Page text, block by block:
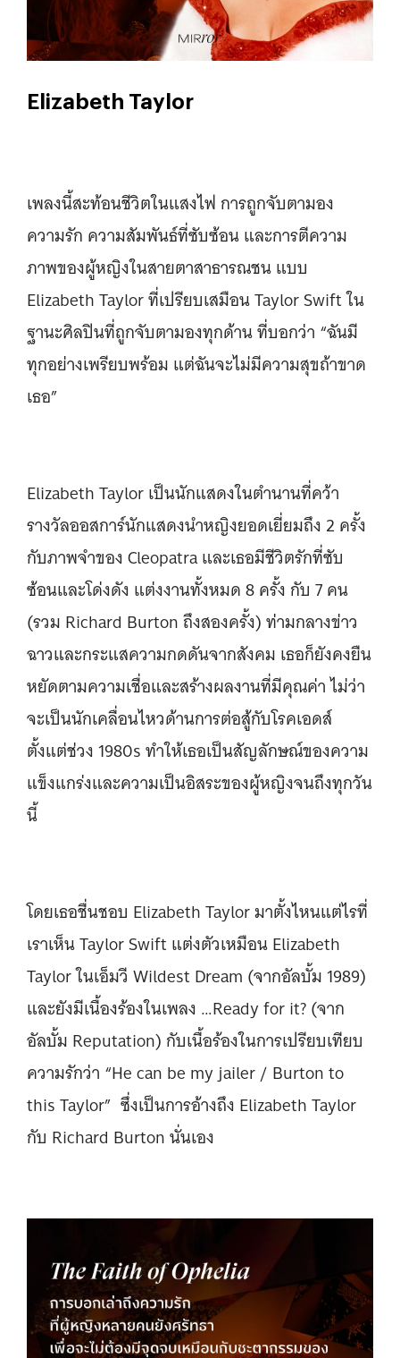
Elizabeth Taylor
เพลงนี้สะท้อนชีวิตในแสงไฟ การถูกจับตามอง
ความรัก ความสัมพันธ์ที่ซับซ้อน และการตีความ
ภาพของผู้หญิงในสายตาสาธารณชน แบบ
Elizabeth Taylor ที่เปรียบเสมือน Taylor Swift ใน
ฐานะศิลปินที่ถูกจับตามองทุกด้าน ที่บอกว่า “ฉันมี
ทุกอย่างเพรียบพร้อม แต่ฉันจะไม่มีความสุขถ้าขาด
เธอ”
Elizabeth Taylor เป็นนักแสดงในตำนานที่คว้า
รางวัลออสการ์นักแสดงนำหญิงยอดเยี่ยมถึง 2 ครั้ง
กับภาพจำของ Cleopatra และเธอมีชีวิตรักที่ซับ
ซ้อนและโด่งดัง แต่งงานทั้งหมด 8 ครั้ง กับ 7 คน
(รวม Richard Burton ถึงสองครั้ง) ท่ามกลางข่าว
ฉาวและกระแสความกดดันจากสังคม เธอก็ยังคงยืน
หยัดตามความเชื่อและสร้างผลงานที่มีคุณค่า ไม่ว่า
จะเป็นนักเคลื่อนไหวด้านการต่อสู้กับโรคเอดส์
ตั้งแต่ช่วง 1980s ทำให้เธอเป็นสัญลักษณ์ของความ
แข็งแกร่งและความเป็นอิสระของผู้หญิงจนถึงทุกวัน
นี้
โดยเธอชื่นชอบ Elizabeth Taylor มาตั้งไหนแต่ไรที่
เราเห็น Taylor Swift แต่งตัวเหมือน Elizabeth
Taylor ในเอ็มวี Wildest Dream (จากอัลบั้ม 1989)
และยังมีเนื้องร้องในเพลง …Ready for it? (จาก
อัลบั้ม Reputation) กับเนื้อร้องในการเปรียบเทียบ
ความรักว่า “He can be my jailer / Burton to
this Taylor” ซึ่งเป็นการอ้างถึง Elizabeth Taylor
กับ Richard Burton นั่นเอง